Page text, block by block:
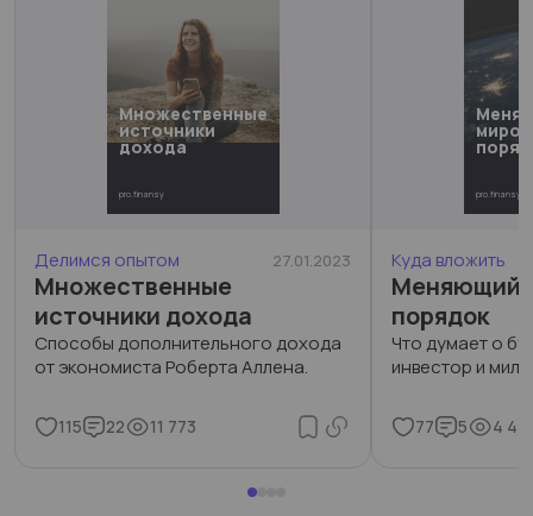
Множественные
источники
дохода
pro.finansy
Делимся опытом 27.01.2023
Множественные
источники дохода
Способы дополнительного дохода
от экономиста Роберта Аллена.
115 22 11 773
pro.finansy
Куда вложить
порядок
Что думает о
инвестор и
77 5 4